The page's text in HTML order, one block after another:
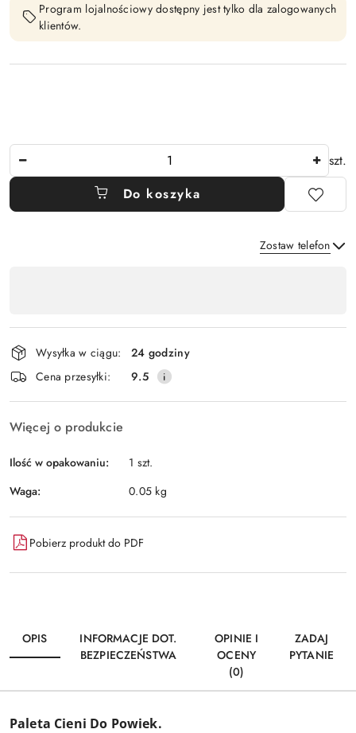
Program lojalnościowy dostępny jest tylko dla zalogowanych
klientów.
szt.
Do koszyka
Zostaw telefon
płatność
i
dostawa
Wysyłka w ciągu:
24 godziny
Cena przesyłki:
9.5
Więcej o produkcie
Ilość w opakowaniu:
1 szt.
Waga:
0.05 kg
Pobierz produkt do PDF
OPIS
INFORMACJE DOT.
BEZPIECZEŃSTWA
OPINIE I
OCENY
(0)
ZADAJ
PYTANIE
Paleta Cieni Do Powiek.